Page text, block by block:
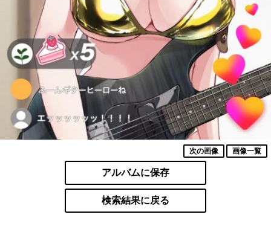
次の画像 画像一覧
アルバムに保存
検索結果に戻る